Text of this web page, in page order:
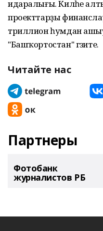
идаралығы. Киләһе
проекттарҙы
триллион һумдан ашыу
"Башҡортостан" гәзите.
Читайте нас
Партнеры
Фотобанк
журналистов РБ